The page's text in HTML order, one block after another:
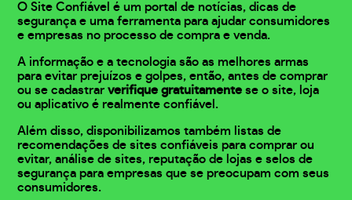
O Site Confiável é um portal de notícias, dicas de
segurança e uma ferramenta para ajudar consumidores
e empresas no processo de compra e venda.
A informação e a tecnologia são as melhores armas
para evitar prejuízos e golpes, então, antes de comprar
ou se cadastrarverifique gratuitamente se o site, loja
ou aplicativo é realmente confiável.
Além disso, disponibilizamos também listas de
recomendações de sites confiáveis para comprar ou
evitar, análise de sites, reputação de lojas e selos de
segurança para empresas que se preocupam com seus
consumidores.